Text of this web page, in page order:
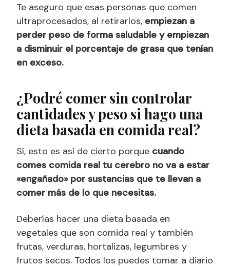
Te aseguro que esas personas que comen
ultraprocesados, al retirarlos, empiezan a
perder peso de forma saludable y empiezan
a disminuir el porcentaje de grasa que tenían
en exceso.
¿Podré comer sin controlar
cantidades y peso si hago una
dieta basada en comida real?
Sí, esto es así de cierto porque cuando
comes comida real tu cerebro no va a estar
«engañado» por sustancias que te llevan a
comer más de lo que necesitas.
Deberías hacer una dieta basada en
vegetales que son comida real y también
frutas, verduras, hortalizas, legumbres y
frutos secos. Todos los puedes tomar a diario